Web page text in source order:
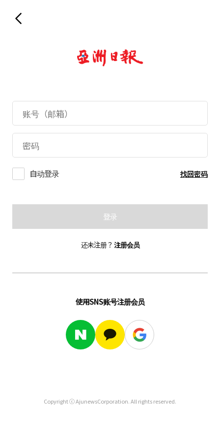
自动登录 找回密码
登录
还未注册？ 注册会员
使用SNS账号注册会员
Copyright ⓒ AjunewsCorporation. All rights reserved.